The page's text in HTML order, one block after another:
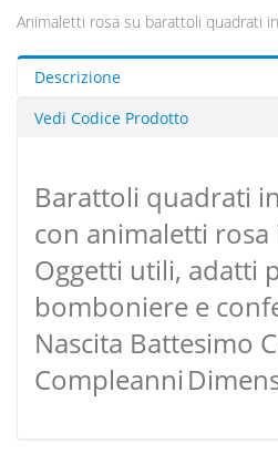
Animaletti rosa su barattoli quadrati
Descrizione
Vedi Codice Prodotto
Barattoli quadrati
con animaletti rosa
Oggetti utili, adatti
bomboniere e
Nascita Battesimo
Compleanni